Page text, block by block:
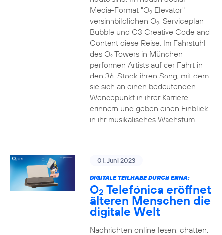
Media-Format "O2Elevator"
versinnbildlichen O2, Serviceplan
Bubble und C3 Creative Code and
Content diese Reise. Im Fahrstuhl
des O2Towers in München
performen Artists auf der Fahrt in
den 36. Stock ihren Song, mit dem
sie sich an einen bedeutenden
Wendepunkt in ihrer Karriere
erinnern und geben einen Einblick
in ihr musikalisches Wachstum.
01. Juni 2023
DIGITALE TEILHABE DURCH ENNA:
O2 Telefónica eröffnet
älteren Menschen die
digitale Welt
Nachrichten online lesen, chatten,